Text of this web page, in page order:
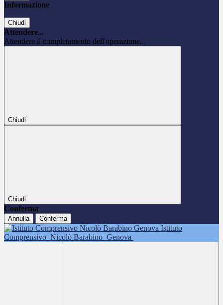
Informazione
Chiudi
Attendere...
Attendere il completamento dell'operazione...
Chiudi
Chiudi
Conferma
Annulla Conferma
Istituto
Comprensivo Nicolò Barabino Genova